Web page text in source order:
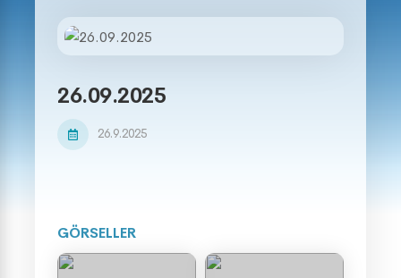
26.09.2025
26.9.2025
GÖRSELLER